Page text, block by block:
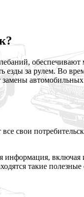
за рулем. Во
замены
свои
информация, включая
такие полезные